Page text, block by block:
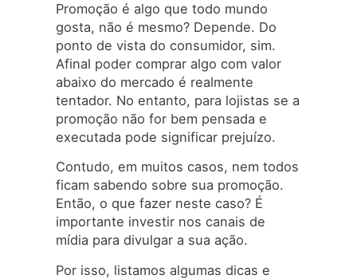
Promoção é algo que todo mundo
gosta, não é mesmo? Depende. Do
ponto de vista do consumidor, sim.
Afinal poder comprar algo com valor
abaixo do mercado é realmente
tentador. No entanto, para lojistas se a
promoção não for bem pensada e
executada pode significar prejuízo.
Contudo, em muitos casos, nem todos
ficam sabendo sobre sua promoção.
Então, o que fazer neste caso? É
importante investir nos canais de
mídia para divulgar a sua ação.
Por isso, listamos algumas dicas e